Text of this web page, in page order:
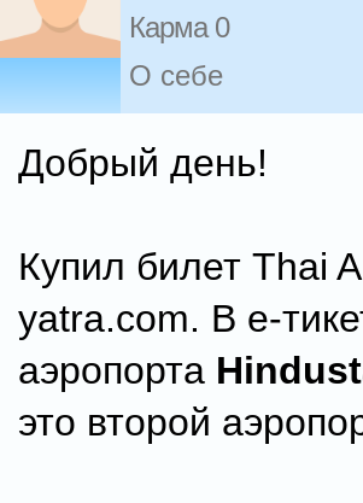
Карма 0
О себе
Добрый день!
Купил билет Thai
yatra.com. В е-
аэропорта
это второй